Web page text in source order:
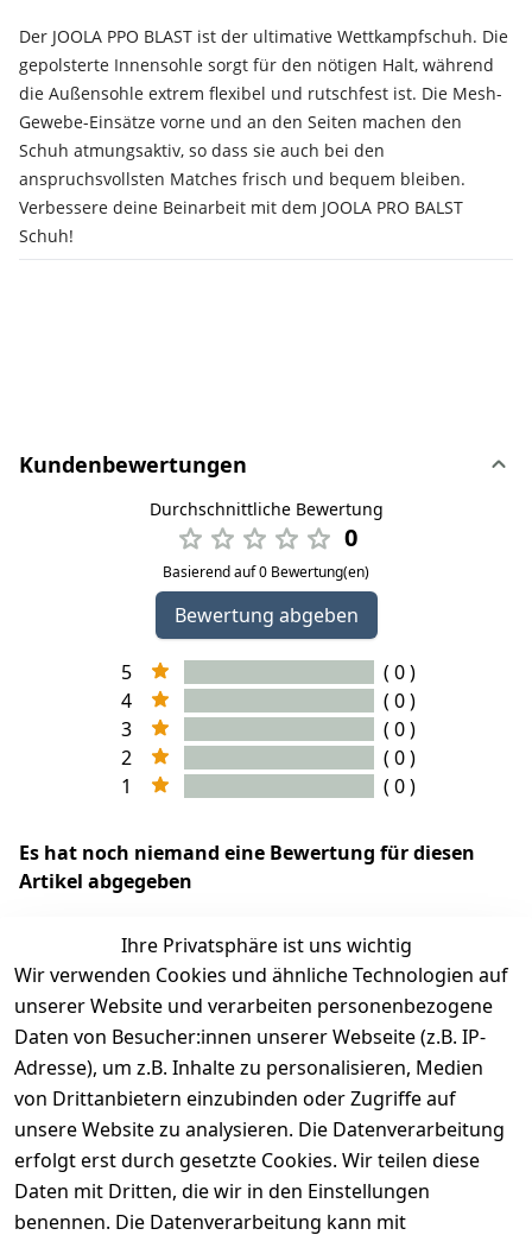
Der JOOLA PPO BLAST ist der ultimative Wettkampfschuh. Die
gepolsterte Innensohle sorgt für den nötigen Halt, während
die Außensohle extrem flexibel und rutschfest ist. Die Mesh-
Gewebe-Einsätze vorne und an den Seiten machen den
Schuh atmungsaktiv, so dass sie auch bei den
anspruchsvollsten Matches frisch und bequem bleiben.
Verbessere deine Beinarbeit mit dem JOOLA PRO BALST
Schuh!
Kundenbewertungen
Durchschnittliche Bewertung
0
Basierend auf 0 Bewertung(en)
Bewertung abgeben
5
( 0 )
4
( 0 )
3
( 0 )
2
( 0 )
1
( 0 )
Es hat noch niemand eine Bewertung für diesen
Artikel abgegeben
EU-Verantwortliche Person - klicken Sie für Details
Ihre Privatsphäre ist uns wichtig
Wir verwenden Cookies und ähnliche Technologien auf
unserer Website und verarbeiten personenbezogene
Daten von Besucher:innen unserer Webseite (z.B. IP-
Adresse), um z.B. Inhalte zu personalisieren, Medien
von Drittanbietern einzubinden oder Zugriffe auf
unsere Website zu analysieren. Die Datenverarbeitung
erfolgt erst durch gesetzte Cookies. Wir teilen diese
Daten mit Dritten, die wir in den Einstellungen
benennen. Die Datenverarbeitung kann mit